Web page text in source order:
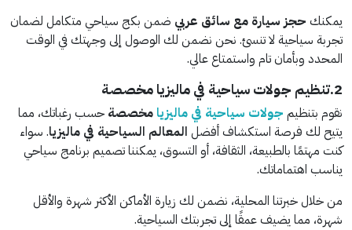
يمكنك حجز سيارة مع سائق عربي ضمن بكج سياحي متكامل لضمان
تجربة سياحية لا تنسئ. نحن نضمن لك الوصول إلى وجهتك في الوقت
المحدد وبأمان تام واستمتاع عالي.
2.تنظيم جولات سياحية في ماليزيا مخصصة
نقوم بتنظيم جولات سياحية في ماليزيا مخصصة حسب رغباتك، مما
يتيح لك فرصة استكشاف أفضل المعالم السياحية في ماليزيا. سواء
كنت مهتمًا بالطبيعة، الثقافة، أو التسوق، يمكننا تصميم برنامج سياحي
يناسب اهتماماتك.
من خلال خبرتنا المحلية، نضمن لك زيارة الأماكن الأكثر شهرة والأقل
شهرة، مما يضيف عمقًا إلى تجربتك السياحية.